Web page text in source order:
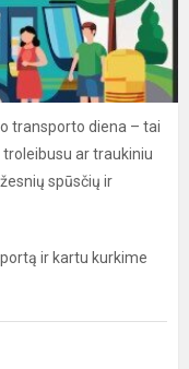
transporto diena – tai
ar traukiniu
spūsčių ir
ir kartu kurkime